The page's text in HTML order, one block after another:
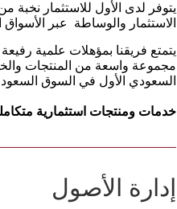
يتوفر لدى الأول للاستثمار
الاستثمار والوساطة عبر الأسواق
يتمتع فريقنا بمؤهلات علمية
مجموعة واسعة من المنتجات
السعودي الأول في السوق
خدمات ومنتجات استثمارية
إدارة الأصول